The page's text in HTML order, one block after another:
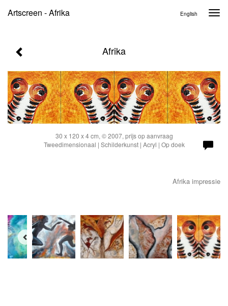
Artscreen - Afrika English
Afrika
30 x 120 x 4 cm, © 2007, prijs op aanvraag
Tweedimensionaal | Schilderkunst | Acryl | Op doek
Afrika impressie